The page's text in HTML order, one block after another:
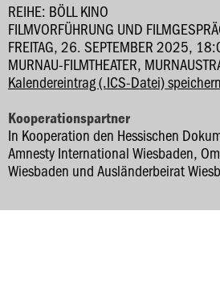
REIHE: BÖLL KINO
FILMVORFÜHRUNG UND
FREITAG, 26. SEPTEMBER 2025,
MURNAU-FILMTHEATER,
Kalendereintrag (.ICS-Datei) speichern
Kooperationspartner
In Kooperation den Hessischen
Amnesty International Wiesbaden,
Wiesbaden und Ausländerbeirat